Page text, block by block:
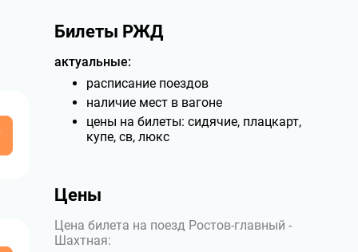
Билеты РЖД
актуальные:
расписание поездов
наличие мест в вагоне
цены на билеты: сидячие, плацкарт,
купе, св, люкс
Цены
Цена билета на поезд Ростов-главный -
Шахтная: